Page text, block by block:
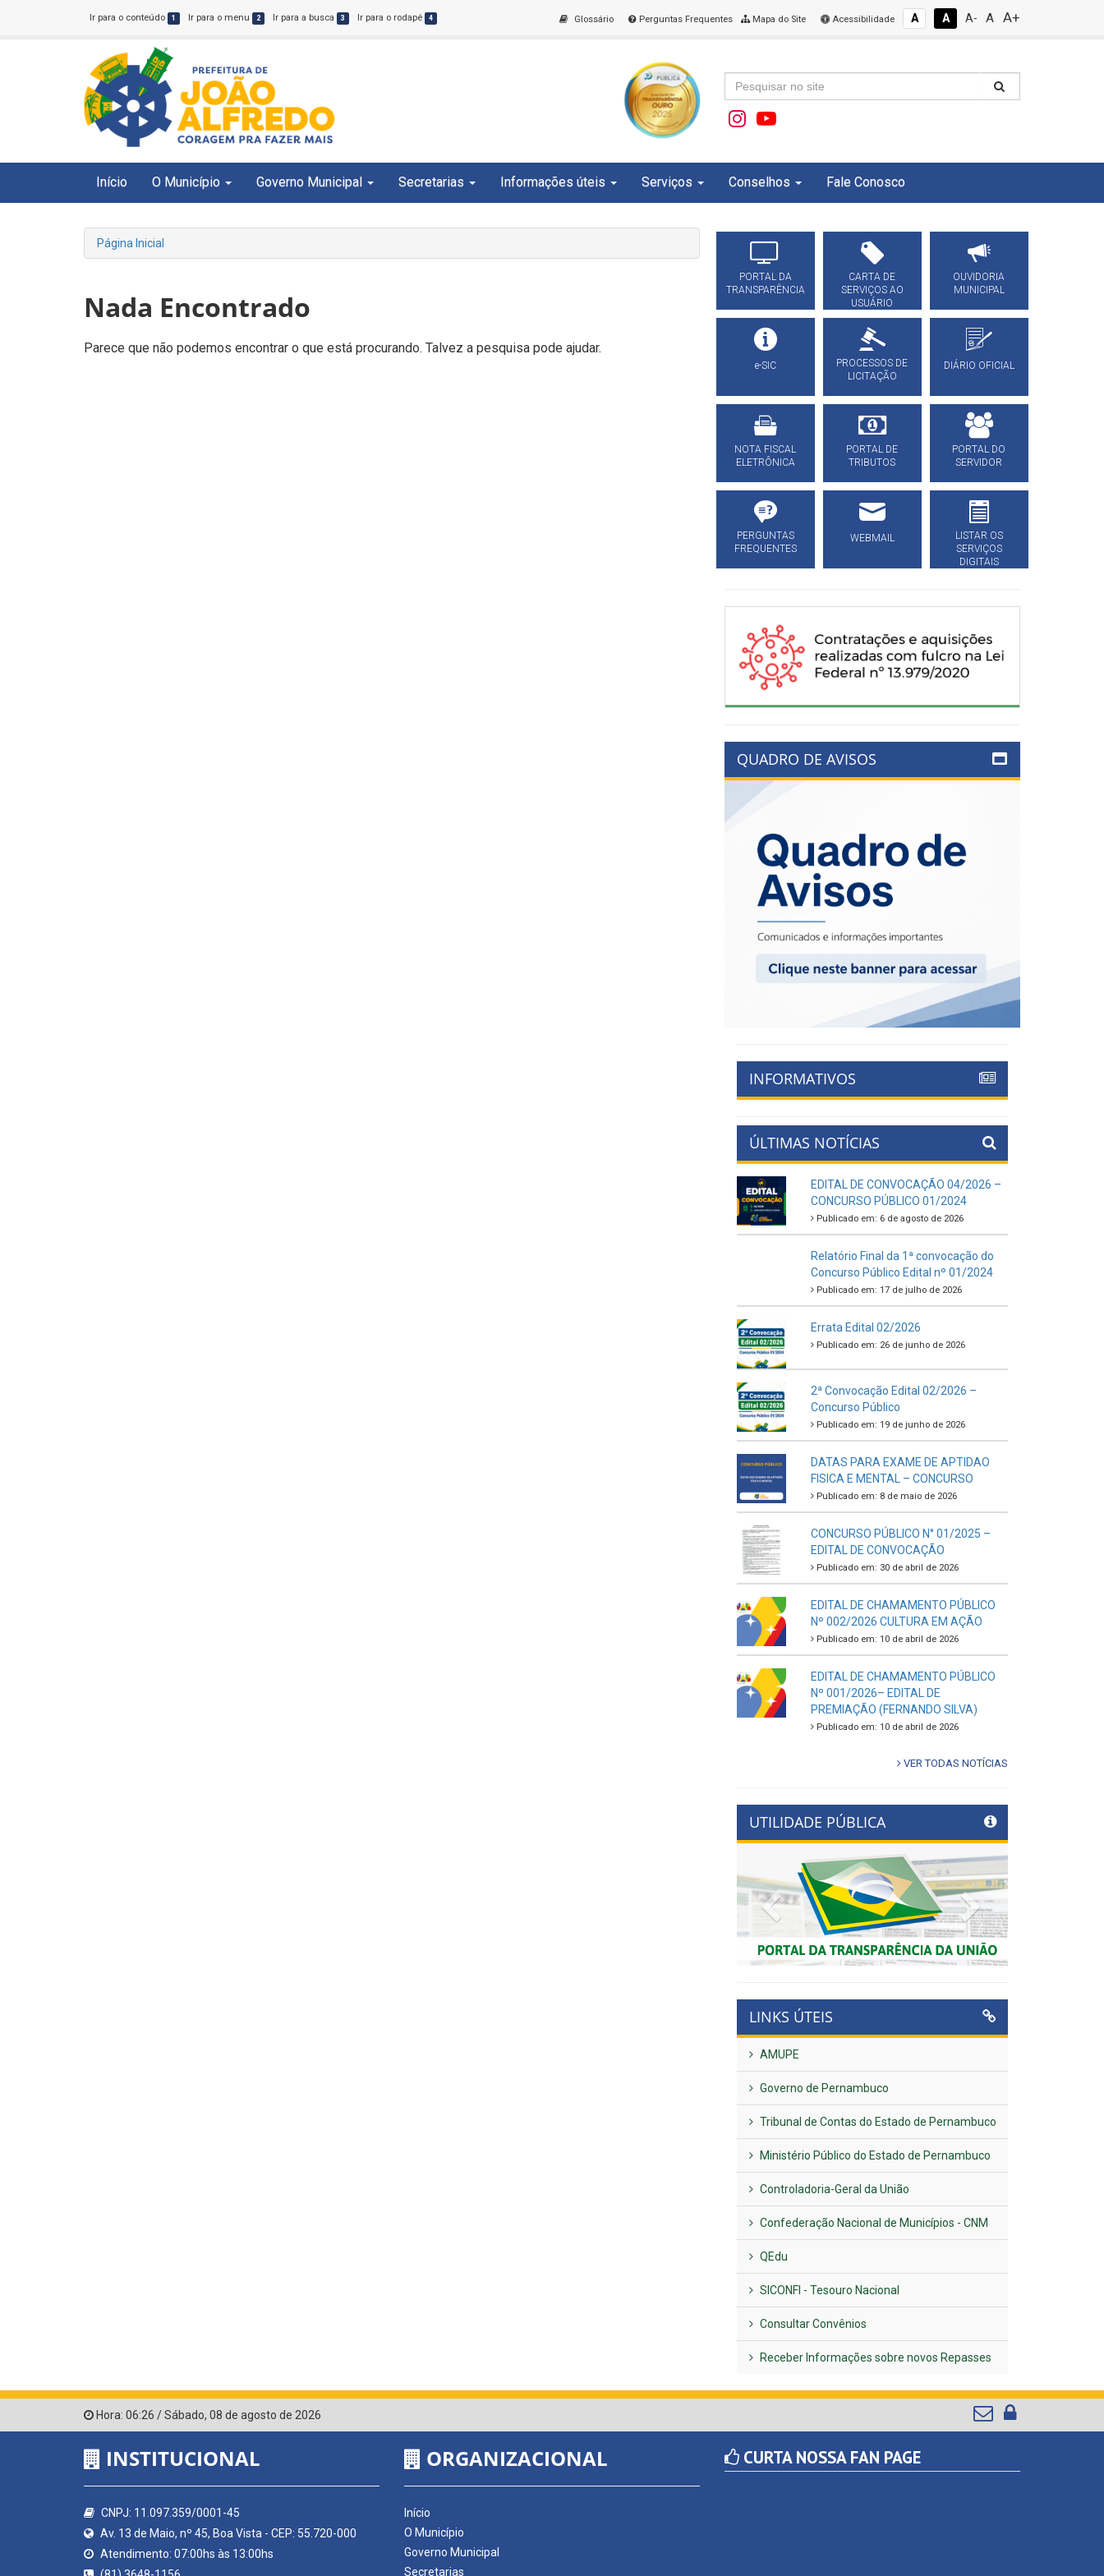
Ir para o conteúdo 1 Ir para o menu 2 Ir para a busca 3 Ir para o rodapé 4 Glossário Perguntas Frequentes Mapa do Site Acessibilidade A A A- A A+
Início O Município Governo Municipal Secretarias Informações úteis Serviços Conselhos Fale Conosco
Página Inicial
Nada Encontrado
Parece que não podemos encontrar o que está procurando. Talvez a pesquisa pode ajudar.
PORTAL DA
TRANSPARÊNCIA
CARTA DE
SERVIÇOS AO
USUÁRIO
OUVIDORIA
MUNICIPAL
e-SIC
PROCESSOS DE
LICITAÇÃO
DIÁRIO OFICIAL
NOTA FISCAL
ELETRÔNICA
PORTAL DE
TRIBUTOS
PORTAL DO
SERVIDOR
PERGUNTAS
FREQUENTES
WEBMAIL
LISTAR OS
SERVIÇOS
DIGITAIS
QUADRO DE AVISOS
INFORMATIVOS
ÚLTIMAS NOTÍCIAS
EDITAL DE CONVOCAÇÃO 04/2026 –
CONCURSO PÚBLICO 01/2024
Publicado em: 6 de agosto de 2026
Relatório Final da 1ª convocação do
Concurso Público Edital nº 01/2024
Publicado em: 17 de julho de 2026
Errata Edital 02/2026
Publicado em: 26 de junho de 2026
2ª Convocação Edital 02/2026 –
Concurso Público
Publicado em: 19 de junho de 2026
DATAS PARA EXAME DE APTIDAO
FISICA E MENTAL – CONCURSO
Publicado em: 8 de maio de 2026
CONCURSO PÚBLICO N° 01/2025 –
EDITAL DE CONVOCAÇÃO
Publicado em: 30 de abril de 2026
EDITAL DE CHAMAMENTO PÚBLICO
Nº 002/2026 CULTURA EM AÇÃO
Publicado em: 10 de abril de 2026
EDITAL DE CHAMAMENTO PÚBLICO
Nº 001/2026– EDITAL DE
PREMIAÇÃO (FERNANDO SILVA)
Publicado em: 10 de abril de 2026
VER TODAS NOTÍCIAS
UTILIDADE PÚBLICA
Previous Next
LINKS ÚTEIS
AMUPE
Governo de Pernambuco
Tribunal de Contas do Estado de Pernambuco
Ministério Público do Estado de Pernambuco
Controladoria-Geral da União
Confederação Nacional de Municípios - CNM
QEdu
SICONFI - Tesouro Nacional
Consultar Convênios
Receber Informações sobre novos Repasses
Hora: 06:26 /Sábado, 08 de agosto de 2026
INSTITUCIONAL
CNPJ: 11.097.359/0001-45
Av. 13 de Maio, nº 45, Boa Vista - CEP: 55.720-000
Atendimento: 07:00hs às 13:00hs
ORGANIZACIONAL
Início
O Município
Governo Municipal
Secretarias
CURTA NOSSA FAN PAGE